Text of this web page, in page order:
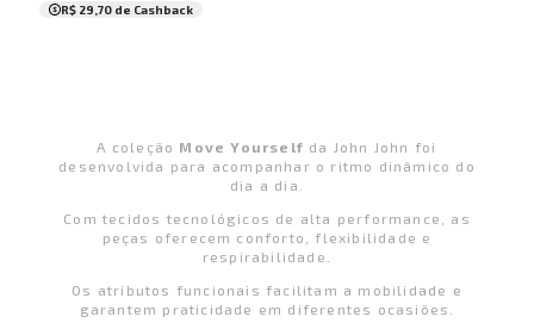
R$ 29,70 de Cashback
A coleção Move Yourself da John John foi
desenvolvida para acompanhar o ritmo dinâmico do
dia a dia.
Com tecidos tecnológicos de alta performance, as
peças oferecem conforto, flexibilidade e
respirabilidade.
Os atributos funcionais facilitam a mobilidade e
garantem praticidade em diferentes ocasiões.